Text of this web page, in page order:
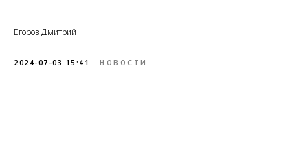
Егоров Дмитрий
2024-07-03 15:41 НОВОСТИ